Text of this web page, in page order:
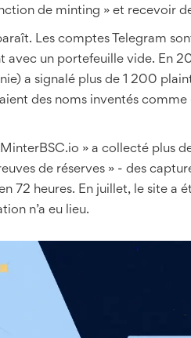
de minting » et recevoir
Les comptes Telegram
avec un portefeuille vide. En
a signalé plus de 1 200
des noms inventés comme
» a collecté plus
de réserves » - des
72 heures. En juillet, le site a
n’a eu lieu.